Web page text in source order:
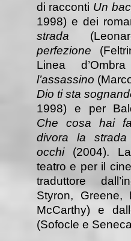
di racconti Un
1998) e dei
strada
perfezione
Linea
l’assassino
Dio ti sta
1998) e per
Che cosa hai
divora la strada
occhi(2004).
teatro e per il
traduttore
Styron, Greene,
McCarthy) e
(Sofocle e